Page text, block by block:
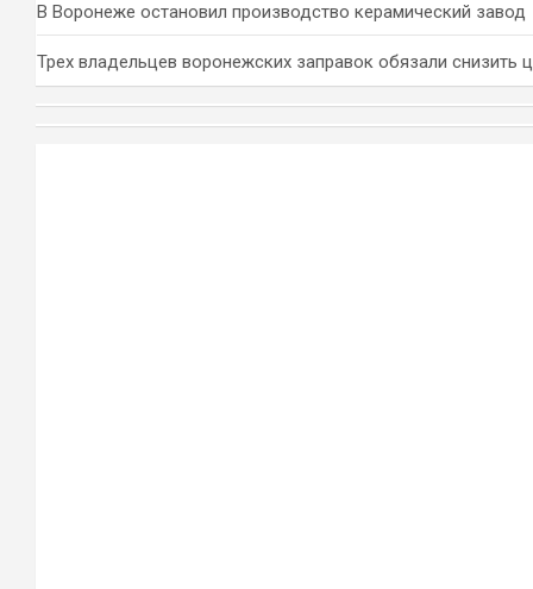
В Воронеже остановил производство керамический завод
Трех владельцев воронежских заправок обязали снизить